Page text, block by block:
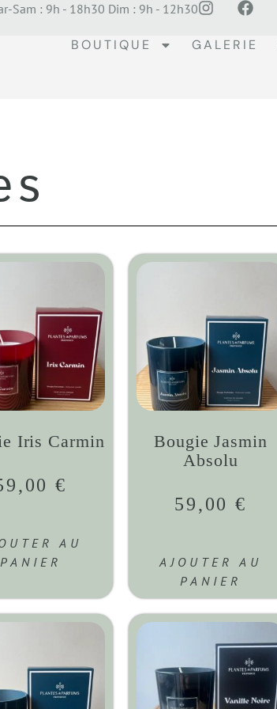
Sam : 9h - 18h30 Dim : 9h - 12h30
BOUTIQUE GALERIE
Iris Carmin
€
AU
PANIER
Bougie Jasmin
Absolu
59,00 €
AJOUTER AU
PANIER